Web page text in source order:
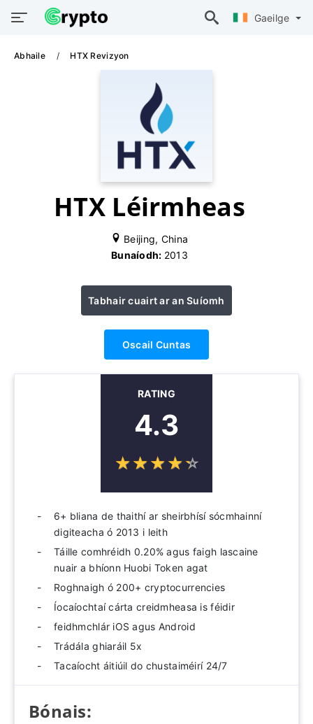
Gaeilge
Abhaile HTX Revizyon
HTX Léirmheas
Beijing, China
Bunaíodh: 2013
Tabhair cuairt ar an Suíomh
Oscail Cuntas
RATING
4.3
☆☆☆☆☆
★★★★★
6+ bliana de thaithí ar sheirbhísí sócmhainní
digiteacha ó 2013 i leith
Táille comhréidh 0.20% agus faigh lascaine
nuair a bhíonn Huobi Token agat
Roghnaigh ó 200+ cryptocurrencies
Íocaíochtaí cárta creidmheasa is féidir
feidhmchlár iOS agus Android
Trádála ghiaráil 5x
Tacaíocht áitiúil do chustaiméirí 24/7
Bónais: